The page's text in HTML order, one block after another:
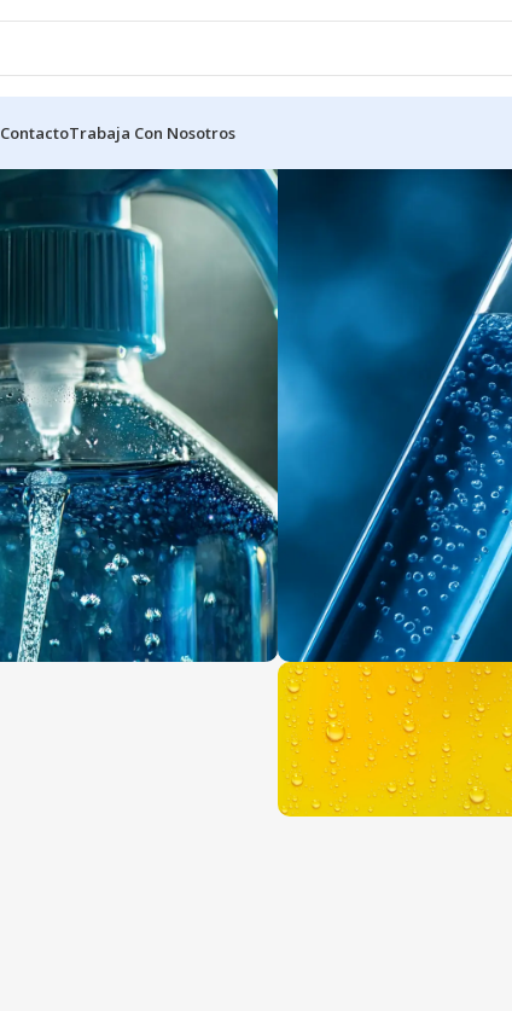
ContactoTrabaja Con Nosotros
Innovación
tu espacio
Tecnología en limpieza